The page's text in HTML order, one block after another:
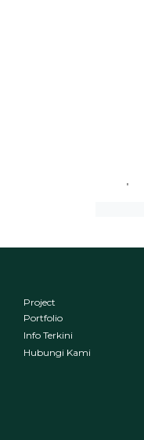
Project
Portfolio
Info Terkini
Hubungi Kami